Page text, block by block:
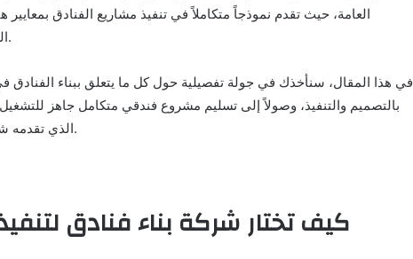
العامة، حيث تقدم نموذجاً متكاملاً في تنفيذ مشاريع الفنادق بمعايير
الكفاءة التشغيلية، والاستدامة طويلة المدى.
في هذا المقال، سنأخذك في جولة تفصيلية حول كل ما يتعلق ببناء الفنادق
بالتصميم والتنفيذ، وصولاً إلى تسليم مشروع فندقي متكامل جاهز
الذي تقدمه شركة فخر الشرق للمقاولات في كل مرحلة.
كيف تختار شركة بناء فنادق